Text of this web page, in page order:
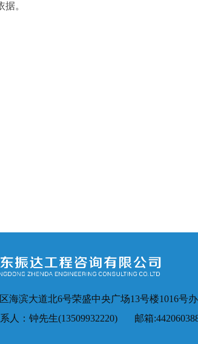
。
海滨大道北6号荣盛中央广场13号楼1016
：钟先生(13509932220) 邮箱